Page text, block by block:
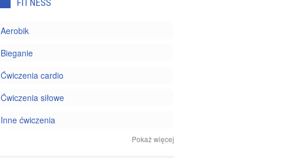
FITNESS
Aerobik
Bieganie
Ćwiczenia cardio
Ćwiczenia siłowe
Inne ćwiczenia
Pokaż więcej